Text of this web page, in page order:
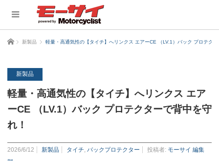
ホーム 新製品 軽量・高通気性の【タイチ】へリンクス エアーCE （LV.1）バック プロテク
新製品
軽量・高通気性の【タイチ】へリンクス エア
ーCE （LV.1）バック プロテクターで背中を守
れ！
2026/6/12 新製品 タイチ バックプロテクター 投稿者: モーサイ 編集